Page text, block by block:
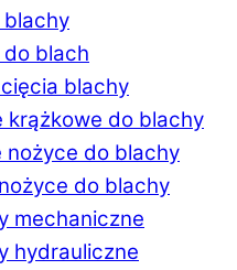
blachy
blach
blachy
krążkowe do blachy
nożyce do blachy
do blachy
mechaniczne
hydrauliczne